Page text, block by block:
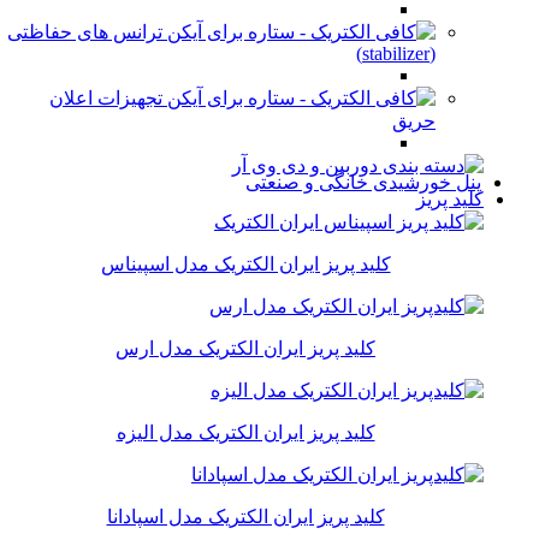
ترانس های حفاظتی
(stabilizer)
تجهیزات اعلان
حریق
پنل خورشیدی خانگی و صنعتی
کلید پریز
کلید پریز ایران الکتریک مدل اسپیناس
کلید پریز ایران الکتریک مدل ارس
کلید پریز ایران الکتریک مدل الیزه
کلید پریز ایران الکتریک مدل اسپادانا